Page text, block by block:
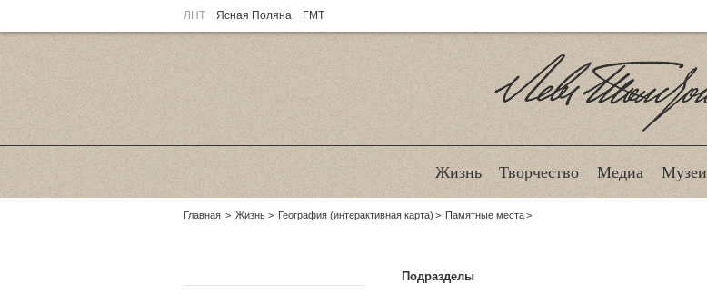
ЛНТ Ясная Поляна ГМТ
Лев Толстой
Жизнь Творчество Медиа Музеи
Родительские
Главная Жизнь География (интерактивная карта) Памятные места
Подразделы